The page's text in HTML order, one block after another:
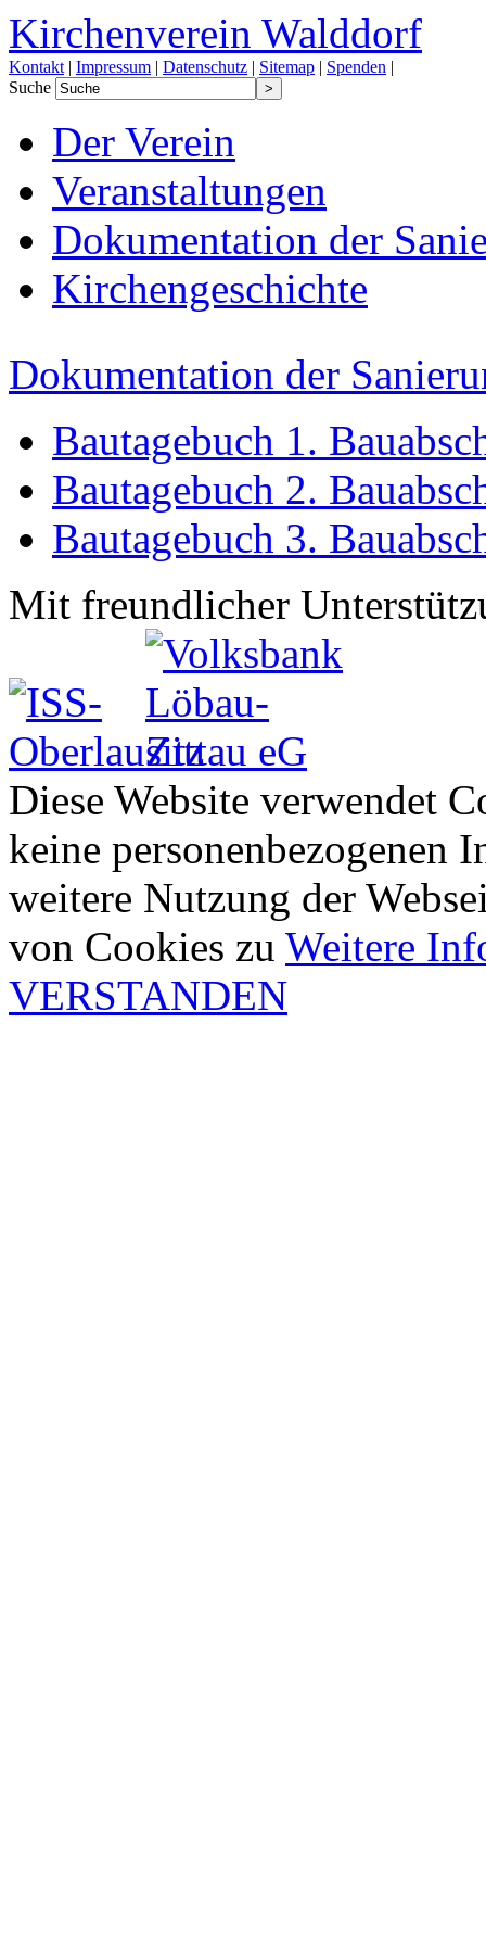
Kirchenverein Walddorf
Kontakt | Impressum | Datenschutz | Sitemap | Spenden |
Suche
Der Verein
Veranstaltungen
Dokumentation der
Kirchengeschichte
Dokumentation der
Bautagebuch 1.
Bautagebuch 2.
Bautagebuch 3.
Mit freundlicher
Diese Website verwendet
keine personenbezogenen
weitere Nutzung der
von Cookies zu Weitere
VERSTANDEN